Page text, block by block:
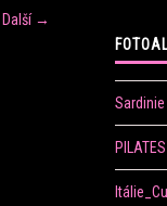
Další →